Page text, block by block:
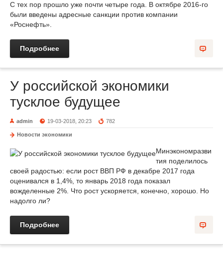
С тех пор прошло уже почти четыре года. В октябре 2016-го
были введены адресные санкции против компании
«Роснефть».
Подробнее
У российской экономики
тусклое будущее
admin 19-03-2018, 20:23 782
Новости экономики
Минэкономразви
тия поделилось
своей радостью: если рост ВВП РФ в декабре 2017 года
оценивался в 1,4%, то январь 2018 года показал
вожделенные 2%. Что рост ускоряется, конечно, хорошо. Но
надолго ли?
Подробнее